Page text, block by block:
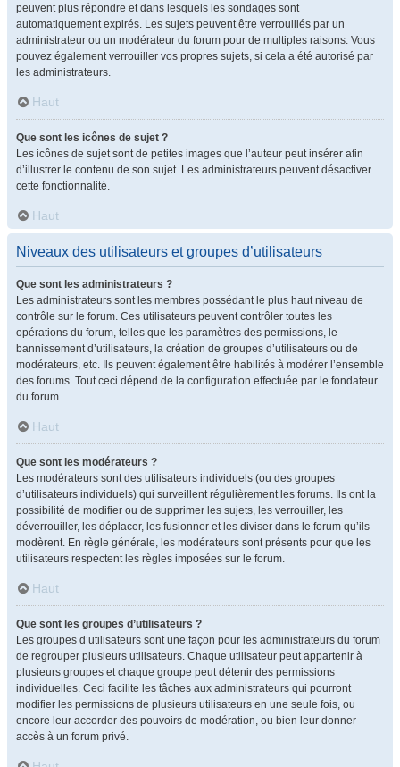
peuvent plus répondre et dans lesquels les sondages sont
automatiquement expirés. Les sujets peuvent être verrouillés par un
administrateur ou un modérateur du forum pour de multiples raisons. Vous
pouvez également verrouiller vos propres sujets, si cela a été autorisé par
les administrateurs.
Haut
Que sont les icônes de sujet ?
Les icônes de sujet sont de petites images que l’auteur peut insérer afin
d’illustrer le contenu de son sujet. Les administrateurs peuvent désactiver
cette fonctionnalité.
Haut
Niveaux des utilisateurs et groupes d’utilisateurs
Que sont les administrateurs ?
Les administrateurs sont les membres possédant le plus haut niveau de
contrôle sur le forum. Ces utilisateurs peuvent contrôler toutes les
opérations du forum, telles que les paramètres des permissions, le
bannissement d’utilisateurs, la création de groupes d’utilisateurs ou de
modérateurs, etc. Ils peuvent également être habilités à modérer l’ensemble
des forums. Tout ceci dépend de la configuration effectuée par le fondateur
du forum.
Haut
Que sont les modérateurs ?
Les modérateurs sont des utilisateurs individuels (ou des groupes
d’utilisateurs individuels) qui surveillent régulièrement les forums. Ils ont la
possibilité de modifier ou de supprimer les sujets, les verrouiller, les
déverrouiller, les déplacer, les fusionner et les diviser dans le forum qu’ils
modèrent. En règle générale, les modérateurs sont présents pour que les
utilisateurs respectent les règles imposées sur le forum.
Haut
Que sont les groupes d’utilisateurs ?
Les groupes d’utilisateurs sont une façon pour les administrateurs du forum
de regrouper plusieurs utilisateurs. Chaque utilisateur peut appartenir à
plusieurs groupes et chaque groupe peut détenir des permissions
individuelles. Ceci facilite les tâches aux administrateurs qui pourront
modifier les permissions de plusieurs utilisateurs en une seule fois, ou
encore leur accorder des pouvoirs de modération, ou bien leur donner
accès à un forum privé.